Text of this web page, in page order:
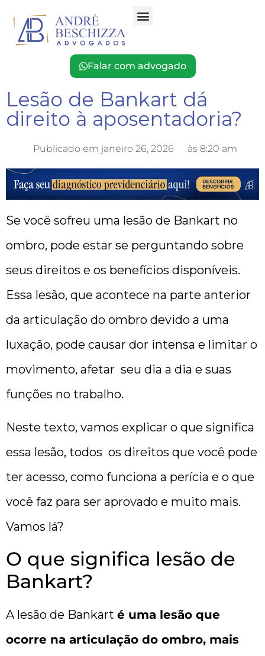
Falar com advogado
Lesão de Bankart dá
direito à aposentadoria?
Publicado em janeiro 26, 2026 às 8:20 am
Se você sofreu uma lesão de Bankart no
ombro, pode estar se perguntando sobre
seus direitos e os benefícios disponíveis.
Essa lesão, que acontece na parte anterior
da articulação do ombro devido a uma
luxação, pode causar dor intensa e limitar o
movimento, afetar seu dia a dia e suas
funções no trabalho.
Neste texto, vamos explicar o que significa
essa lesão, todos os direitos que você pode
ter acesso, como funciona a perícia e o que
você faz para ser aprovado e muito mais.
Vamos lá?
O que significa lesão de
Bankart?
A lesão de Bankart é uma lesão que
ocorre na articulação do ombro, mais